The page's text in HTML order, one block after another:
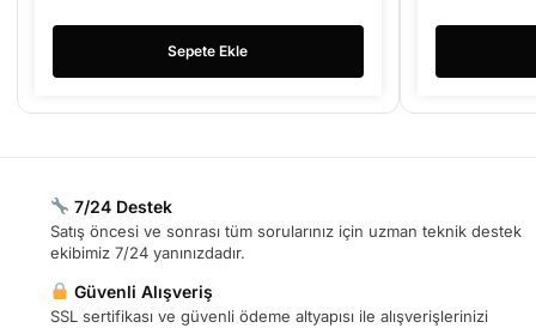
Sepete Ekle
7/24 Destek
Satış öncesi ve sonrası tüm sorularınız için uzman teknik destek
ekibimiz 7/24 yanınızdadır.
Güvenli Alışveriş
SSL sertifikası ve güvenli ödeme altyapısı ile alışverişlerinizi